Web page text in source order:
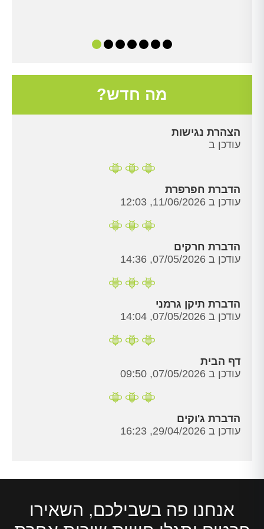
מה חדש?
הצהרת נגישות
עודכן ב
הדברת חפרפרת
עודכן ב 11/06/2026, 12:03
הדברת חרקים
עודכן ב 07/05/2026, 14:36
הדברת תיקן גרמני
עודכן ב 07/05/2026, 14:04
דף הבית
עודכן ב 07/05/2026, 09:50
הדברת ג'וקים
עודכן ב 29/04/2026, 16:23
אנחנו פה בשבילכם, השאירו